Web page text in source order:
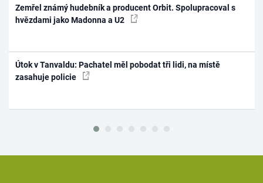
Zemřel známý hudebník a producent Orbit. Spolupracoval s
hvězdami jako Madonna a U2
Útok v Tanvaldu: Pachatel měl pobodat tři lidi, na místě
zasahuje policie